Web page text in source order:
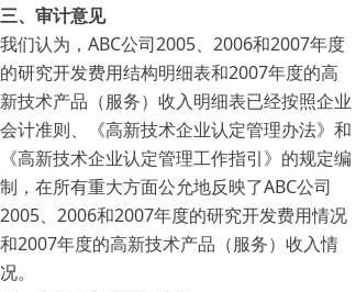
三、审计意见
我们认为，ABC公司2005、2006和2007年度
的研究开发费用结构明细表和2007年度的高
新技术产品（服务）收入明细表已经按照企业
会计准则、《高新技术企业认定管理办法》和
《高新技术企业认定管理工作指引》的规定编
制，在所有重大方面公允地反映了ABC公司
2005、2006和2007年度的研究开发费用情况
和2007年度的高新技术产品（服务）收入情
况。